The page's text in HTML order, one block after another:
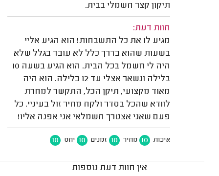
תיקון קצר חשמלי בבית.
חוות דעת:
מגיע לו את כל התשבחות! הוא הגיע אליי
בשעות שהוא בדרך כלל לא עובד בגלל שלא
היה לי חשמל בכל הבית. הוא הגיע בשעה 10
בלילה ונשאר אצלי עד 12 בלילה. הוא היה
מאוד מקצועי, תיקן הכל, התקשר למחרת
לוודא שהכל בסדר ולקח מחיר זול בעיניי. כל
פעם שאני אצטרך חשמלאי אני אפנה אליו!
איכות 10 מחיר 10 זמנים 10 יחס 10
אין חוות דעת נוספות